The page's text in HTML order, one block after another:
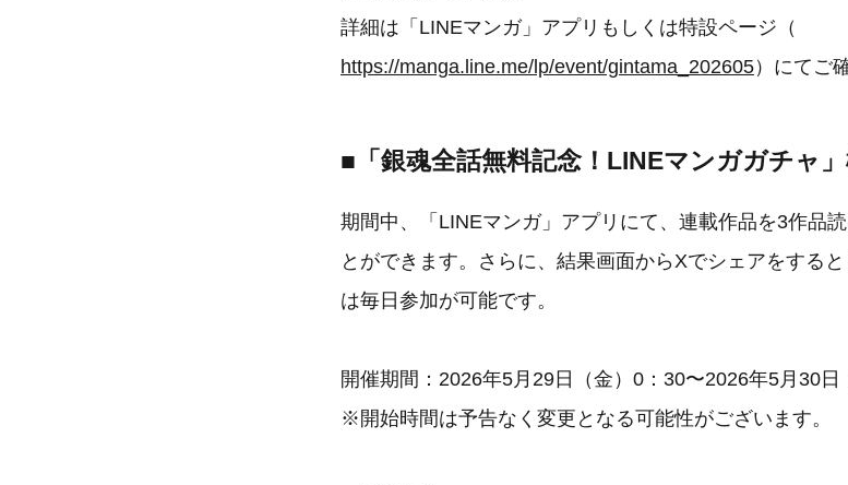
詳細は「LINEマンガ」アプリもしくは特設ページ（
https://manga.line.me/lp/event/gintama_202605）にてご
■「銀魂全話無料記念！LINEマンガガチャ
期間中、「LINEマンガ」アプリにて、連載作品を3作品
とができます。さらに、結果画面からXでシェアをする
は毎日参加が可能です。
開催期間：2026年5月29日（金）0：30〜2026年5月30日
※開始時間は予告なく変更となる可能性がございます。